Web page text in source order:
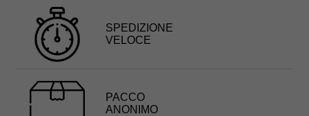
SPEDIZIONE
VELOCE
PACCO
ANONIMO